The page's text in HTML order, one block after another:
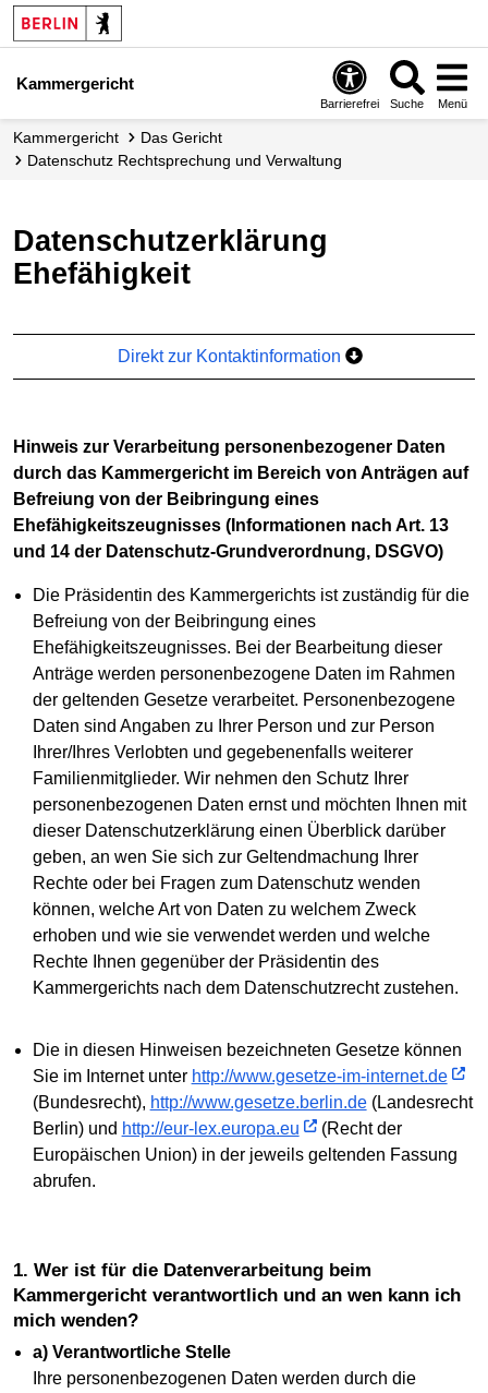
Kammergericht
Barrierefrei Suche Menü
Kammergericht
Das Gericht
Datenschutz Rechtsprechung und Verwaltung
Datenschutzerklärung
Ehefähigkeit
Direkt zur Kontaktinformation
Hinweis zur Verarbeitung personenbezogener Daten
durch das Kammergericht im Bereich von Anträgen auf
Befreiung von der Beibringung eines
Ehefähigkeitszeugnisses (Informationen nach Art. 13
und 14 der Datenschutz-Grundverordnung, DSGVO)
Die Präsidentin des Kammergerichts ist zuständig für die
Befreiung von der Beibringung eines
Ehefähigkeitszeugnisses. Bei der Bearbeitung dieser
Anträge werden personenbezogene Daten im Rahmen
der geltenden Gesetze verarbeitet. Personenbezogene
Daten sind Angaben zu Ihrer Person und zur Person
Ihrer/Ihres Verlobten und gegebenenfalls weiterer
Familienmitglieder. Wir nehmen den Schutz Ihrer
personenbezogenen Daten ernst und möchten Ihnen mit
dieser Datenschutzerklärung einen Überblick darüber
geben, an wen Sie sich zur Geltendmachung Ihrer
Rechte oder bei Fragen zum Datenschutz wenden
können, welche Art von Daten zu welchem Zweck
erhoben und wie sie verwendet werden und welche
Rechte Ihnen gegenüber der Präsidentin des
Kammergerichts nach dem Datenschutzrecht zustehen.
Die in diesen Hinweisen bezeichneten Gesetze können
Sie im Internet unter http://www.gesetze-im-internet.de
(Bundesrecht), http://www.gesetze.berlin.de(Landesrecht
Berlin) und http://eur-lex.europa.eu
(Recht der
Europäischen Union) in der jeweils geltenden Fassung
abrufen.
1. Wer ist für die Datenverarbeitung beim
Kammergericht verantwortlich und an wen kann ich
mich wenden?
a) Verantwortliche Stelle
Ihre personenbezogenen Daten werden durch die